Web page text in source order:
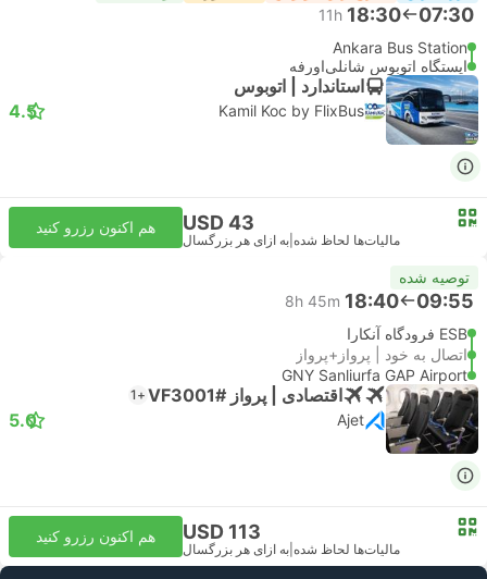
07:30
18:30
11h
Ankara Bus Station
ایستگاه اتوبوس شانلی‌اورفه
استاندارد | اتوبوس
Kamil Koc by FlixBus
4.5
USD 43
مالیات‌ها لحاظ شده به ازای هر بزرگسال
هم اکنون رزرو کنید
توصیه شده
09:55
18:40
8h 45m
ESB فرودگاه آنکارا
اتصال به خود | پرواز+پرواز
GNY Sanliurfa GAP Airport
اقتصادی | پرواز #VF3001 +1
Ajet
5.0
USD 113
مالیات‌ها لحاظ شده به ازای هر بزرگسال
هم اکنون رزرو کنید